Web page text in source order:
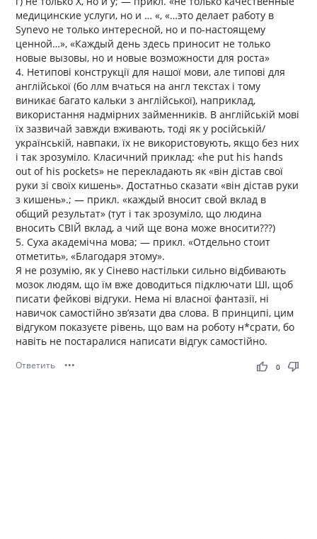
медицинские услуги, но и … «, «…это делает работу в
Synevo не только интересной, но и по-настоящему
ценной…», «Каждый день здесь приносит не только
новые вызовы, но и новые возможности для роста»
4. Нетипові конструкції для нашої мови, але типові для
англійської (бо ллм вчаться на англ текстах і тому
виникає багато кальки з англійської), наприклад,
використання надмірних займенників. В англійській мові
їх зазвичай завжди вживають, тоді як у російській/
українській, навпаки, їх не використовують, якщо без них
і так зрозуміло. Класичний приклад: «he put his hands
out of his pockets» не перекладають як «він дістав свої
руки зі своїх кишень». Достатньо сказати «він дістав руки
з кишень».; — прикл. «каждый вносит свой вклад в
общий результат» (тут і так зрозуміло, що людина
вносить СВІЙ вклад, а чий ще вона може вносити???)
5. Суха академічна мова; — прикл. «Отдельно стоит
отметить», «Благодаря этому».
Я не розумію, як у Сінево настільки сильно відбивають
мозок людям, що їм вже доводиться підключати ШІ, щоб
писати фейкові відгуки. Нема ні власної фантазії, ні
навичок самостійно зв’язати два слова. В принципі, цим
відгуком показуєте рівень, що вам на роботу н*срати, бо
навіть не постаралися написати відгук самостійно.
Ответить ••• thumb_up thumb_down
0